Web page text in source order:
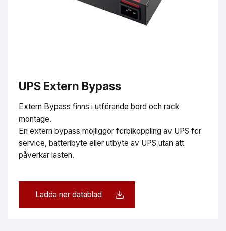
UPS Extern Bypass
Extern Bypass finns i utförande bord och rack
montage.
En extern bypass möjliggör förbikoppling av UPS för
service, batteribyte eller utbyte av UPS utan att
påverkar lasten.
Ladda ner datablad